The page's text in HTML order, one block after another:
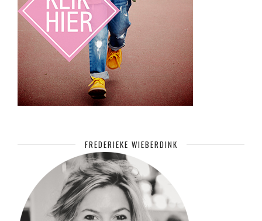
FREDERIEKE WIEBERDINK